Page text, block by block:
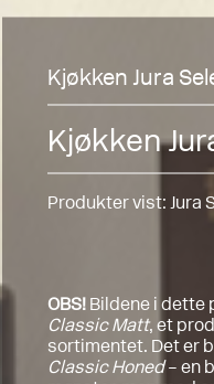
Kjøkken Jura
Kjøkken
Produkter vist: Jura
OBS! Bildene i dette
Classic Matt, et
sortimentet. Det er
Classic Honed– en